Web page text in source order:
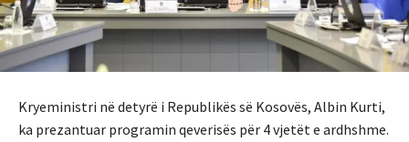
Kryeministri në detyrë i Republikës së Kosovës, Albin Kurti,
ka prezantuar programin qeverisës për 4 vjetët e ardhshme.